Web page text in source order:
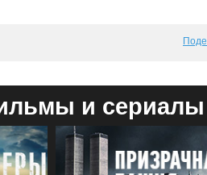
и сериалы